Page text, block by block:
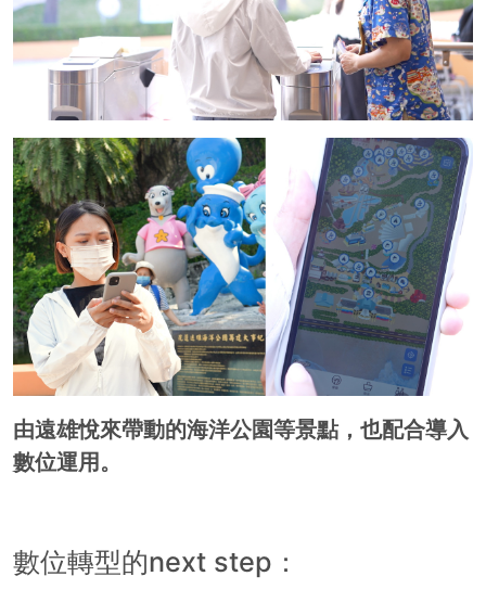
由遠雄悅來帶動的海洋公園等景點，也配合導入
數位運用。
數位轉型的next step：